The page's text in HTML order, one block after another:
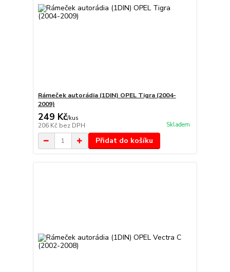
Rámeček autorádia (1DIN) OPEL Tigra (2004-
2009)
249 Kč/kus
206 Kč bez DPH Skladem
Přidat do košíku